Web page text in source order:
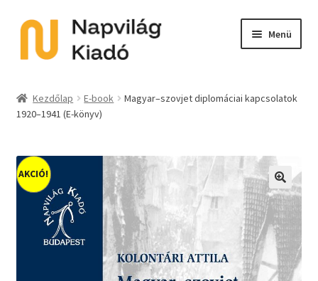
Ugrás
navigációhoz
Kilépés
tartalomba
Menü
child
E-book
Akció
child
menu
Sorozat
Expand
child
menu
Előkészületben
Kezdőlap E-book
Magyar–szovjet diplomáciai kapcsolatok
1920–1941 (E-könyv)
AKCIÓ!
🔍